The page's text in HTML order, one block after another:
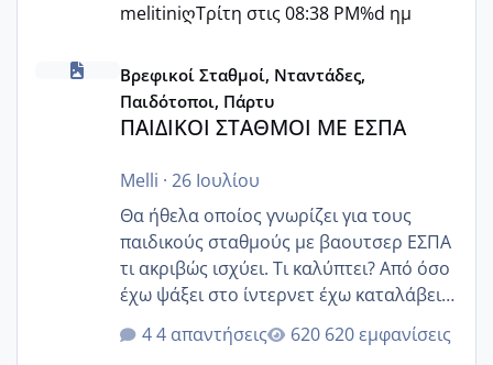
melitiniღΤρίτη στις 08:38 PM%d ημ
ΠΑΙΔΙΚΟΙ ΣΤΑΘΜΟΙ ΜΕ ΕΣΠΑ
Βρεφικοί Σταθμοί, Νταντάδες,
Παιδότοποι, Πάρτυ
ΠΑΙΔΙΚΟΙ ΣΤΑΘΜΟΙ ΜΕ ΕΣΠΑ
Melli · 26 Ιουλίου
Θα ήθελα οποίος γνωρίζει για τους
παιδικούς σταθμούς με βαουτσερ ΕΣΠΑ
τι ακριβώς ισχύει. Τι καλύπτει? Από όσο
έχω ψάξει στο ίντερνετ έχω καταλάβει
ότι το βαουτσερ καλύπτει όλα τα
δίδακτρα και τα τροφεια του ιδιωτικού
4 απαντήσεις 620 εμφανίσεις